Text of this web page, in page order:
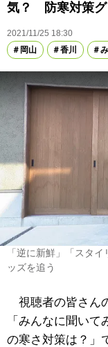
気？ 防寒対策グ
2021/11/25 18:30
岡山
香川
「逆に新鮮」「スタ
ッズを追う
視聴者の皆さん
「みんなに聞い
の寒さ対策は？」